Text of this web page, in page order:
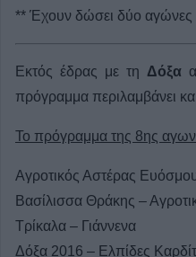
** Έχουν δώσει δύο αγώνες
Εκτός έδρας με τη Δόξα
πρόγραμμα περιλαμβάνει
Το πρόγραμμα της 8ης
Αγροτικός Αστέρας
Βασίλισσα Θράκης –
Τρίκαλα – Γιάννενα
Δόξα 2016 – Ελπίδες